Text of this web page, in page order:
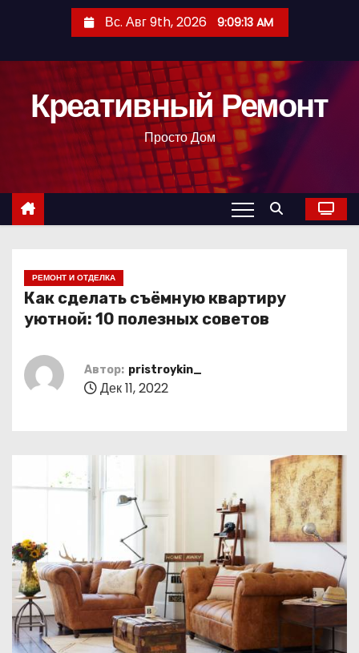
с
Вс. Авг 9th, 2026 9:09:15 AM
Креативный Ремонт
Просто Дом
РЕМОНТ И ОТДЕЛКА
Как сделать съёмную квартиру
уютной: 10 полезных советов
Автор: pristroykin_
Дек 11, 2022